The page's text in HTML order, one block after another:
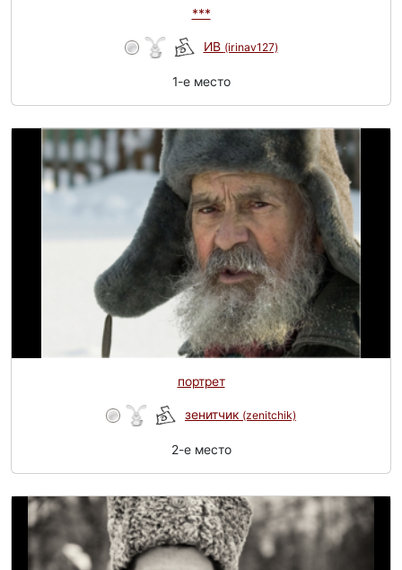
***
ИВ (irinav127)
1-e место
портрет
зенитчик (zenitchik)
2-e место